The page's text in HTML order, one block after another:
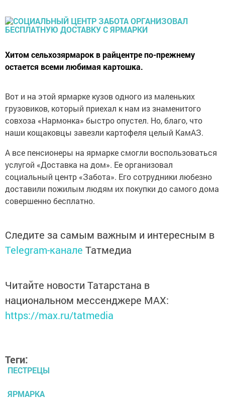
Хитом сельхозярмарок в райцентре по-прежнему
остается всеми любимая картошка.
Вот и на этой ярмарке кузов одного из маленьких
грузовиков, который приехал к нам из знаменитого
совхоза «Нармонка» быстро опустел. Но, благо, что
наши кощаковцы завезли картофеля целый КамАЗ.
А все пенсионеры на ярмарке смогли воспользоваться
услугой «Доставка на дом». Ее организовал
социальный центр «Забота». Его сотрудники любезно
доставили пожилым людям их покупки до самого дома
совершенно бесплатно.
Следите за самым важным и интересным в
Telegram-канале Татмедиа
Читайте новости Татарстана в
национальном мессенджере MАХ:
https://max.ru/tatmedia
Теги:
ПЕСТРЕЦЫ
ЯРМАРКА